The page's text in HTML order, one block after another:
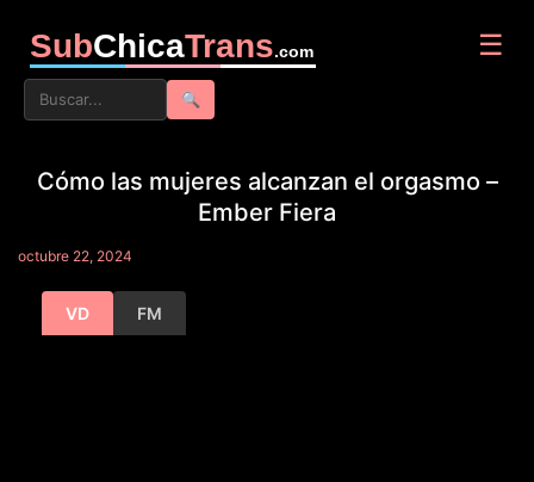
SubChicaTrans.com ☰
🔍
Cómo las mujeres alcanzan el orgasmo –
Ember Fiera
octubre 22, 2024
VD FM